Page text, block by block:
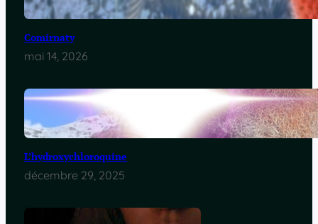
Comirnaty
mai 14, 2026
L’hydroxychloroquine
décembre 29, 2025